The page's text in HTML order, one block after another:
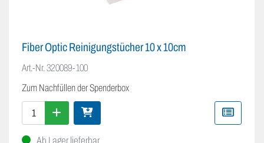
Fiber Optic Reinigungstücher 10 x 10cm
Art.-Nr.320089-100
Zum Nachfüllen der Spenderbox